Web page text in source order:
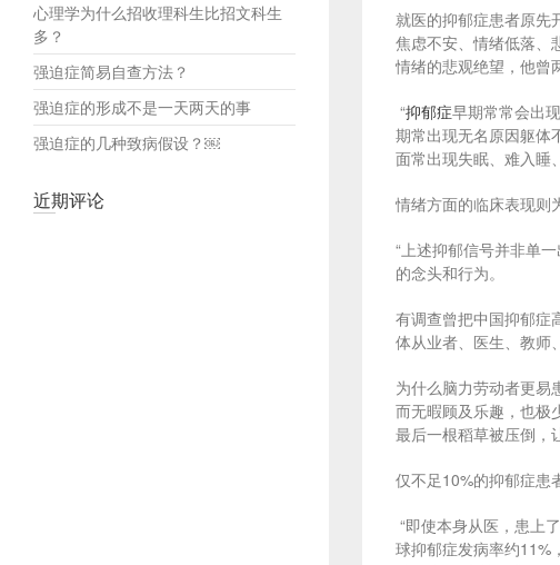
就医的抑郁症患者原先
焦虑不安、情绪低落、
情绪的悲观绝望，他曾
“抑郁症早期常常会出
期常出现无名原因躯体
面常出现失眠、难入睡
情绪方面的临床表现则
“上述抑郁信号并非单
的念头和行为。
有调查曾把中国抑郁症
体从业者、医生、教师
为什么脑力劳动者更易
而无暇顾及乐趣，也极
最后一根稻草被压倒，
仅不足10%的抑郁症患
“即使本身从医，患上
球抑郁症发病率约11%
心理学为什么招收理科生比招文科生
多？
强迫症简易自查方法？
强迫症的形成不是一天两天的事
强迫症的几种致病假设？￼
近期评论